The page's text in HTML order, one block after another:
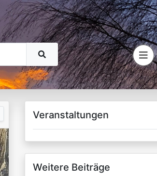
Veranstaltungen
Weitere Beiträge